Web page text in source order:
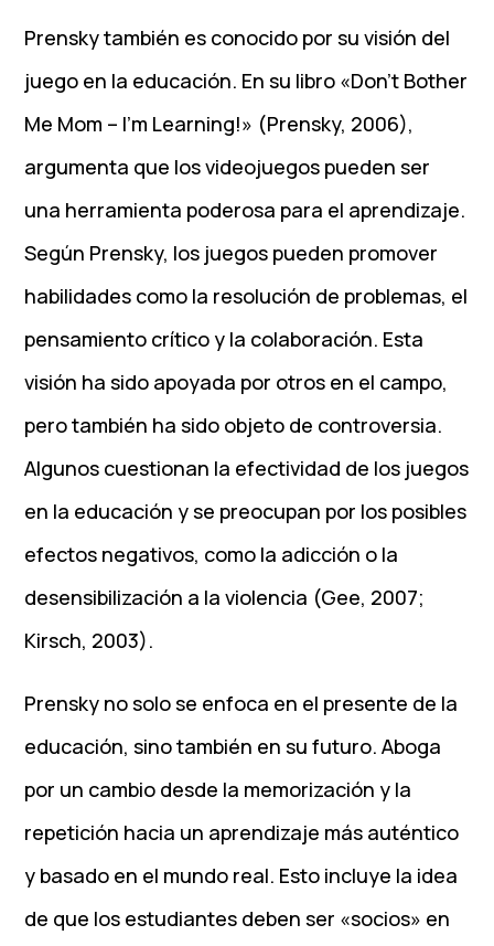
Prensky también es conocido por su visión del
juego en la educación. En su libro «Don’t Bother
Me Mom – I’m Learning!» (Prensky, 2006),
argumenta que los videojuegos pueden ser
una herramienta poderosa para el aprendizaje.
Según Prensky, los juegos pueden promover
habilidades como la resolución de problemas, el
pensamiento crítico y la colaboración. Esta
visión ha sido apoyada por otros en el campo,
pero también ha sido objeto de controversia.
Algunos cuestionan la efectividad de los juegos
en la educación y se preocupan por los posibles
efectos negativos, como la adicción o la
desensibilización a la violencia (Gee, 2007;
Kirsch, 2003).
Prensky no solo se enfoca en el presente de la
educación, sino también en su futuro. Aboga
por un cambio desde la memorización y la
repetición hacia un aprendizaje más auténtico
y basado en el mundo real. Esto incluye la idea
de que los estudiantes deben ser «socios» en